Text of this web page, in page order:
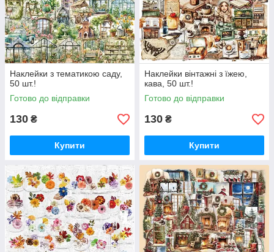
Наклейки з тематикою саду,
50 шт.!
Готово до відправки
130 ₴
Купити
Наклейки вінтажні з їжею,
кава, 50 шт.!
Готово до відправки
130 ₴
Купити